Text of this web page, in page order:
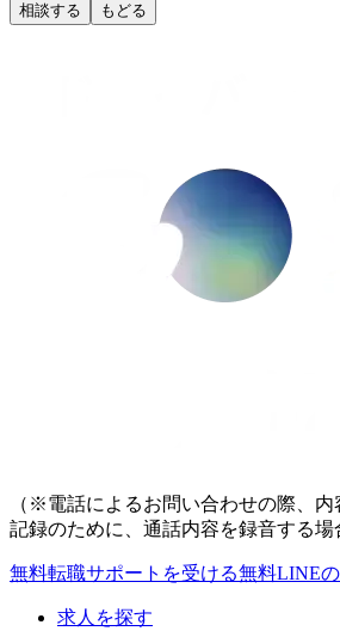
相談する もどる
（※電話によるお問い合わせの際、
記録のために、通話内容を録音する場
無料転職サポートを受ける無料LINE
求人を探す